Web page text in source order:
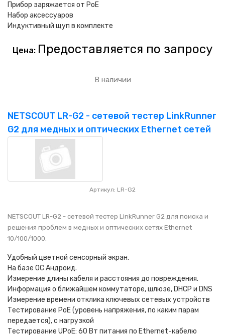
Прибор заряжается от PoE
Набор аксессуаров
Индуктивный щуп в комплекте
Цена: Предоставляется по запросу
В наличии
NETSCOUT LR-G2 - сетевой тестер LinkRunner
G2 для медных и оптических Ethernet сетей
Артикул: LR-G2
NETSCOUT LR-G2 - сетевой тестер LinkRunner G2 для поиска и
решения проблем в медных и оптических сетях Ethernet
10/100/1000.
Удобный цветной сенсорный экран.
На базе OC Андроид.
Измерение длины кабеля и расстояния до повреждения.
Информация о ближайшем коммутаторе, шлюзе, DHCP и DNS
Измерение времени отклика ключевых сетевых устройств
Тестирование PoE (уровень напряжения, по каким парам
передается), с нагрузкой
Тестирование UPoE: 60 Вт питания по Ethernet-кабелю